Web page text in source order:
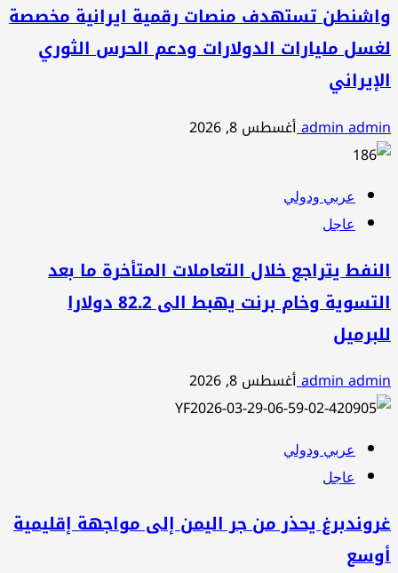
واشنطن تستهدف منصات رقمية ايرانية مخصصة
لغسل مليارات الدولارات ودعم الحرس الثوري
الإيراني
admin adminأغسطس 8, 2026
عربي ودولي
عاجل
النفط يتراجع خلال التعاملات المتأخرة ما بعد
التسوية وخام برنت يهبط الى 82.2 دولارا
للبرميل
admin adminأغسطس 8, 2026
عربي ودولي
عاجل
غروندبرغ يحذر من جر اليمن إلى مواجهة إقليمية
أوسع